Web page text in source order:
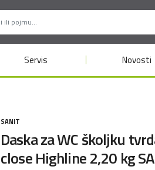
Servis Novosti
SANIT
Daska za WC školjku
close Highline 2,20 kg